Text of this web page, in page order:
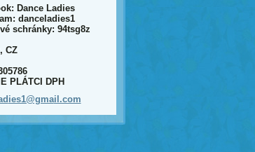
Dance Ladies
danceladies1
schránky: 94tsg8z
CZ
PLÁTCI DPH
ies1@gmail.com